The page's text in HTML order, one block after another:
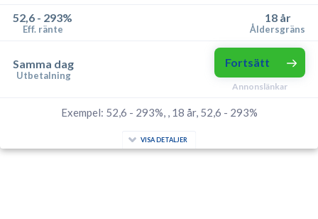
52,6 - 293%
Eff. ränte
18 år
Åldersgräns
Samma dag
Utbetalning
Fortsätt
Annonslänkar
Exempel: 52,6 - 293%, , 18 år, 52,6 - 293%
VISA DETALJER